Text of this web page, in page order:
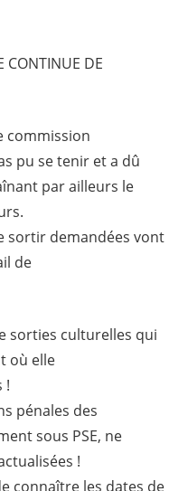
CONTINUE DE
commission
pu se tenir et a dû
par ailleurs le
sortir demandées vont
de
sorties culturelles qui
où elle
!
pénales des
sous PSE, ne
!
connaître les dates de